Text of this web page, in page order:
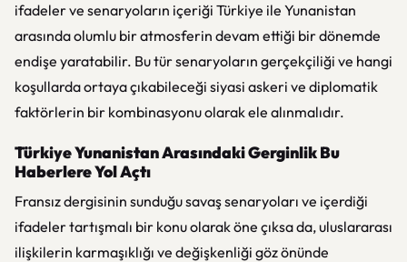
ifadeler ve senaryoların içeriği Türkiye ile Yunanistan
arasında olumlu bir atmosferin devam ettiği bir dönemde
endişe yaratabilir. Bu tür senaryoların gerçekçiliği ve hangi
koşullarda ortaya çıkabileceği siyasi askeri ve diplomatik
faktörlerin bir kombinasyonu olarak ele alınmalıdır.
Türkiye Yunanistan Arasındaki Gerginlik Bu
Haberlere Yol Açtı
Fransız dergisinin sunduğu savaş senaryoları ve içerdiği
ifadeler tartışmalı bir konu olarak öne çıksa da, uluslararası
ilişkilerin karmaşıklığı ve değişkenliği göz önünde